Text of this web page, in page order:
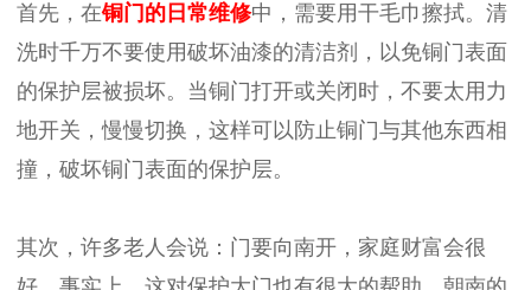
首先，在铜门的日常维修中，需要用干毛巾擦拭。清
洗时千万不要使用破坏油漆的清洁剂，以免铜门表面
的保护层被损坏。当铜门打开或关闭时，不要太用力
地开关，慢慢切换，这样可以防止铜门与其他东西相
撞，破坏铜门表面的保护层。
其次，许多老人会说：门要向南开，家庭财富会很